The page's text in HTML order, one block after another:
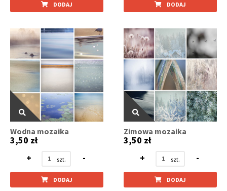
DODAJ DODAJ
Wodna mozaika
3,50 zł
+
-
DODAJ
Zimowa mozaika
3,50 zł
+
-
DODAJ